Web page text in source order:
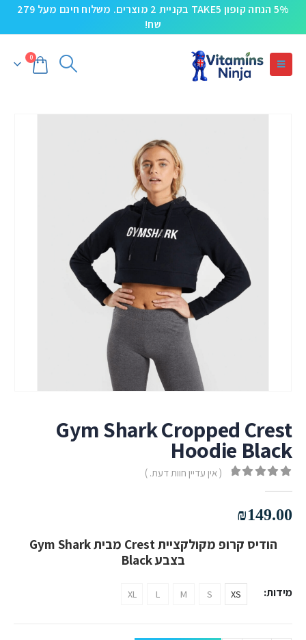
5% הנחה קופון TAKE5 בקניית 2 מוצרים. משלוח חינם מעל 279
שח!
0
Gym Shark Cropped Crest
Hoodie Black
( אין עדיין חוות דעת. )
₪149.00
הודיס קרופ מקולקציית Crest מבית Gym Shark
בצבע Black
מידות XS
S
M
L
XL